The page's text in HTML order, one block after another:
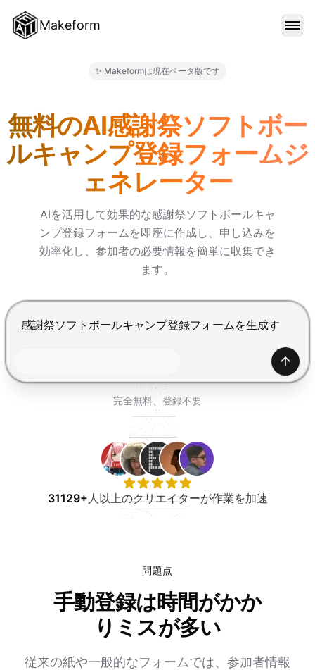
Makeform
ブログ
料金
無料で試す
✨ Makeformは現在ベータ版です
無料のAI感謝祭ソフトボー
ルキャンプ登録フォームジ
ェネレーター
AIを活用して効果的な感謝祭ソフトボールキャ
ンプ登録フォームを即座に作成し、申し込みを
効率化し、参加者の必要情報を簡単に収集でき
ます。
Enterで送信、Shift+Enterで改行
生成
完全無料、登録不要
31129+人以上のクリエイターが作業を加速
問題点
手動登録は時間がかか
りミスが多い
従来の紙や一般的なフォームでは、参加者情報